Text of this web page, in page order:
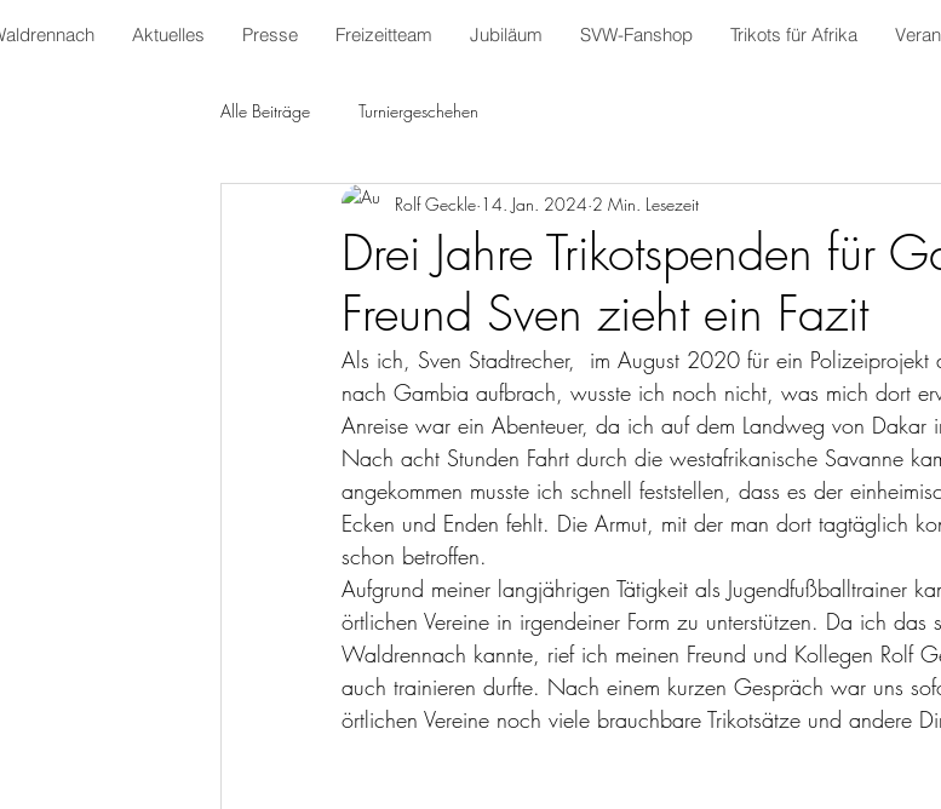
Aktuelles Presse Freizeitteam Jubiläum SVW-Fanshop Trikots für Afrika
Alle Beiträge Turniergeschehen
Drei Jahre Trikotspenden für
Freund Sven zieht ein Fazit
Rolf Geckle 14. Jan. 2024 2 Min. Lesezeit
Als ich, Sven Stadtrecher,  im August 2020 für ein Polizeiprojekt
nach Gambia aufbrach, wusste ich noch nicht, was mich dort
Anreise war ein Abenteuer, da ich auf dem Landweg von Dakar
Nach acht Stunden Fahrt durch die westafrikanische Savanne
angekommen musste ich schnell feststellen, dass es der
Ecken und Enden fehlt. Die Armut, mit der man dort tagtäglich
schon betroffen.
Aufgrund meiner langjährigen Tätigkeit als Jugendfußballtrainer
örtlichen Vereine in irgendeiner Form zu unterstützen. Da ich das
Waldrennach kannte, rief ich meinen Freund und Kollegen Rolf
auch trainieren durfte. Nach einem kurzen Gespräch war uns
örtlichen Vereine noch viele brauchbare Trikotsätze und andere